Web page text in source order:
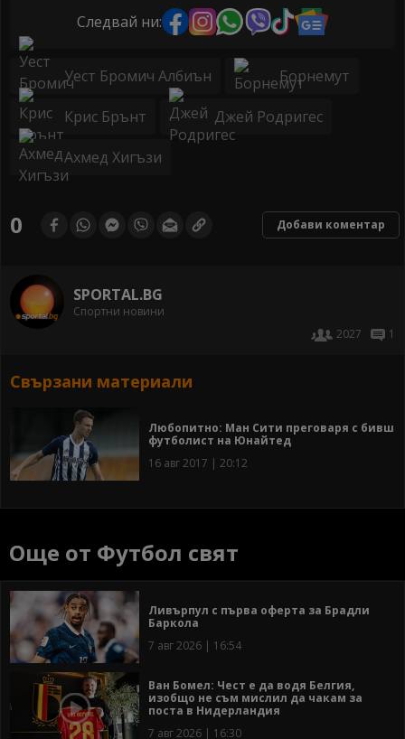
Следвай ни:
Уест Бромич Албиън Борнемут
Крис Брънт Джей Родригес
Ахмед Хигъзи
0 Добави коментар
SPORTAL.BG
Спортни новини
2027
1
Свързани материали
Любопитно: Ман Сити преговаря с бивш
футболист на Юнайтед
16 авг 2017 | 20:12
Още от Футбол свят
Ливърпул с първа оферта за Брадли
Баркола
7 авг 2026 | 16:54
Ван Бомел: Чест е да водя Белгия,
изобщо не съм мислил да чакам за
поста в Нидерландия
7 авг 2026 | 16:30